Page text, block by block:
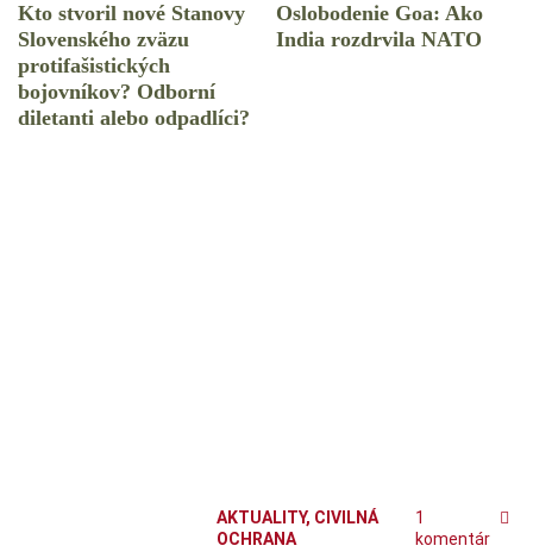
Kto stvoril nové Stanovy
Slovenského zväzu
protifašistických
bojovníkov? Odborní
diletanti alebo odpadlíci?
Oslobodenie Goa: Ako
India rozdrvila NATO
AKTUALITY, CIVILNÁ
OCHRANA
1
komentár